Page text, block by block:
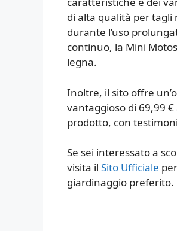
di alta qualità per tagli
durante l’uso
continuo, la Mini
legna.
Inoltre, il sito offre
vantaggioso di 69,99
prodotto, con
Se sei interessato a
visita il Sito Ufficiale
giardinaggio preferito.